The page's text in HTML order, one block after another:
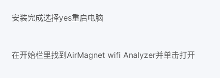
安装完成选择yes重启电脑
在开始栏里找到AirMagnet wifi Analyzer并单击打开